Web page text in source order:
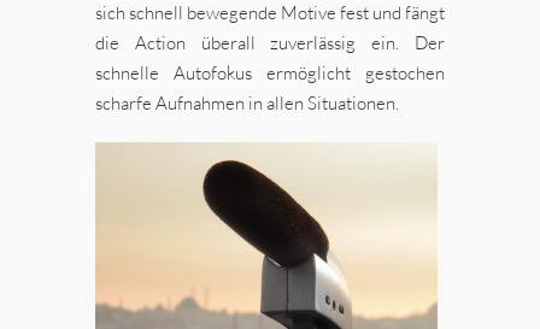
sich schnell bewegende Motive fest und fängt
die Action überall zuverlässig ein. Der
schnelle Autofokus ermöglicht gestochen
scharfe Aufnahmen in allen Situationen.